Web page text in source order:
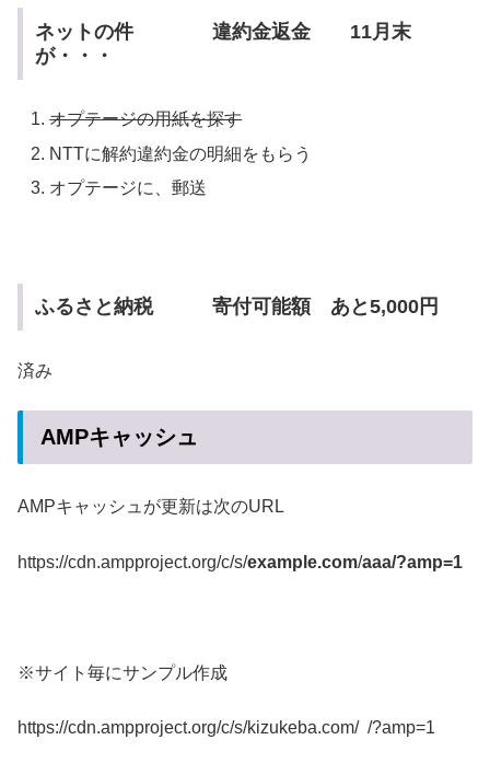
ネットの件 違約金返金 11月末
が・・・
オプテージの用紙を探す
NTTに解約違約金の明細をもらう
オプテージに、郵送
ふるさと納税 寄付可能額 あと5,000円
済み
AMPキャッシュ
AMPキャッシュが更新は次のURL
https://cdn.ampproject.org/c/s/example.com/aaa/?amp=1
※サイト毎にサンプル作成
https://cdn.ampproject.org/c/s/kizukeba.com/ /?amp=1